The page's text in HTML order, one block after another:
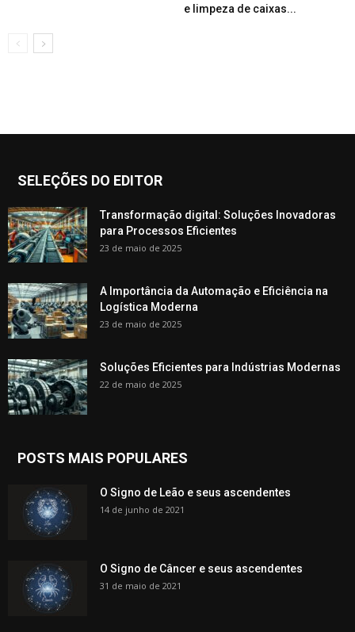
e limpeza de caixas...
SELEÇÕES DO EDITOR
Transformação digital: Soluções Inovadoras
para Processos Eficientes
23 de maio de 2025
A Importância da Automação e Eficiência na
Logística Moderna
23 de maio de 2025
Soluções Eficientes para Indústrias Modernas
22 de maio de 2025
POSTS MAIS POPULARES
O Signo de Leão e seus ascendentes
14 de junho de 2021
O Signo de Câncer e seus ascendentes
31 de maio de 2021